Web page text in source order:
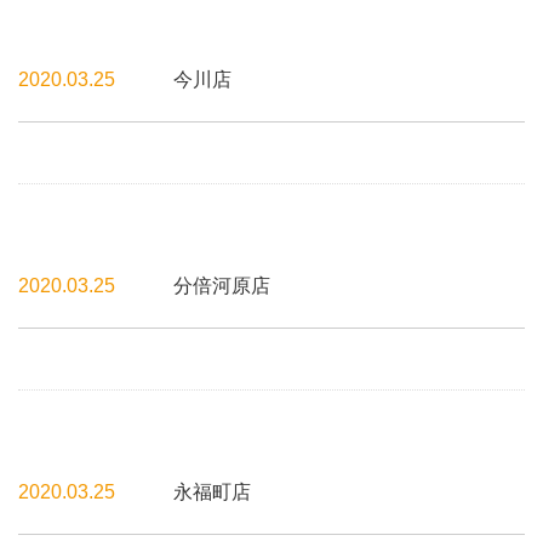
2020.03.25 今川店
2020.03.25 分倍河原店
2020.03.25 永福町店